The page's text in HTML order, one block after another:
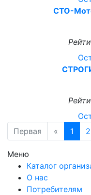
СТО-
Первая
« 1 2
Меню
Каталог
О нас
Потребителям